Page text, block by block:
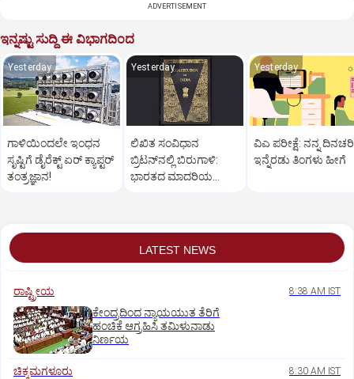
ADVERTISEMENT
ಇನ್ನಷ್ಟು ಸುದ್ದಿ ಈ ವಿಭಾಗದಿಂದ
Yesterday
ಗಾಳಿಯಿಂದಲೇ ಇಂಧನ
ಸೃಷ್ಟಿಗೆ ಡೈರೆಕ್ಟ್ ಏರ್‌ ಕ್ಯಾಪ್ಟರ್
ತಂತ್ರಜ್ಞಾನ!
Yesterday
ಲಿಖಿತ ಸಂವಿಧಾನ
ಬ್ರಿಟನ್‌ನಲ್ಲಿ ಬಿರುಗಾಳಿ:
ಭಾರತದ ಮಾದರಿಯ
Yesterday
ವಿಎ ಪರೀಕ್ಷೆ: ನನ್ನ ದಿನಚರಿ
ಇನ್ನೆರಡು ತಿಂಗಳು ಹೀಗೆ
LATEST NEWS
ರಾಷ್ಟ್ರೀಯ 8:38 AM IST
ಕೇಂದ್ರದಿಂದ ನ್ಯಾಯಯುತ ತೆರಿಗೆ
ಹಂಚಿಕೆ ಆಗ್ರಹಿಸಿ ತಮಿಳುನಾಡು
ನಿರ್ಣಯ
ಚಿಕ್ಕಮಗಳೂರು 8:30 AM IST